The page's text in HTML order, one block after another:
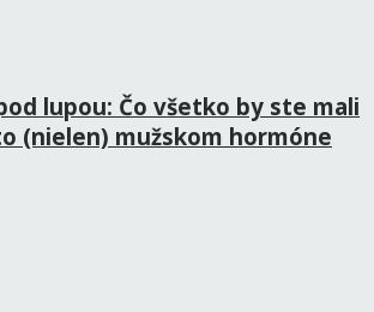
lupou: Čo všetko by ste mali
(nielen) mužskom hormóne